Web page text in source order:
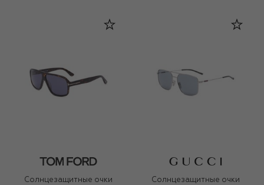
Солнцезащитные очки
Солнцезащитные очки